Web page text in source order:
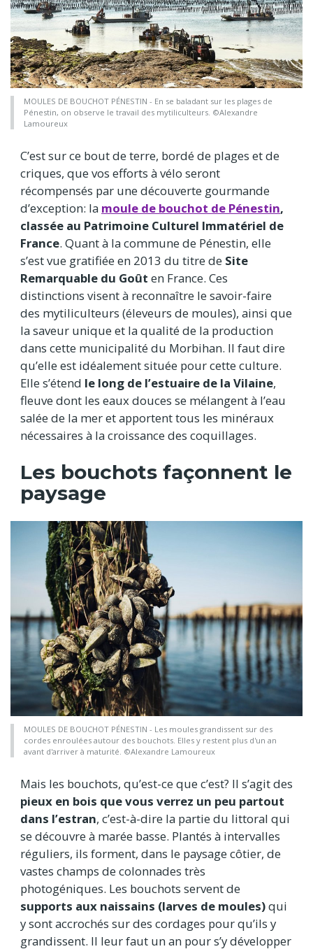
MOULES DE BOUCHOT PÉNESTIN - En se baladant sur les plages de
Pénestin, on observe le travail des mytiliculteurs. ©Alexandre
Lamoureux
C’est sur ce bout de terre, bordé de plages et de
criques, que vos efforts à vélo seront
récompensés par une découverte gourmande
d’exception: la moule de bouchot de Pénestin,
classée au Patrimoine Culturel Immatériel de
France. Quant à la commune de Pénestin, elle
s’est vue gratifiée en 2013 du titre de Site
Remarquable du Goût en France. Ces
distinctions visent à reconnaître le savoir-faire
des mytiliculteurs (éleveurs de moules), ainsi que
la saveur unique et la qualité de la production
dans cette municipalité du Morbihan. Il faut dire
qu’elle est idéalement située pour cette culture.
Elle s’étend le long de l’estuaire de la Vilaine,
fleuve dont les eaux douces se mélangent à l’eau
salée de la mer et apportent tous les minéraux
nécessaires à la croissance des coquillages.
Les bouchots façonnent le
paysage
MOULES DE BOUCHOT PÉNESTIN - Les moules grandissent sur des
cordes enroulées autour des bouchots. Elles y restent plus d'un an
avant d'arriver à maturité. ©Alexandre Lamoureux
Mais les bouchots, qu’est-ce que c’est? Il s’agit des
pieux en bois que vous verrez un peu partout
dans l’estran, c’est-à-dire la partie du littoral qui
se découvre à marée basse. Plantés à intervalles
réguliers, ils forment, dans le paysage côtier, de
vastes champs de colonnades très
photogéniques. Les bouchots servent de
supports aux naissains (larves de moules)qui
y sont accrochés sur des cordages pour qu’ils y
grandissent. Il leur faut un an pour s’y développer